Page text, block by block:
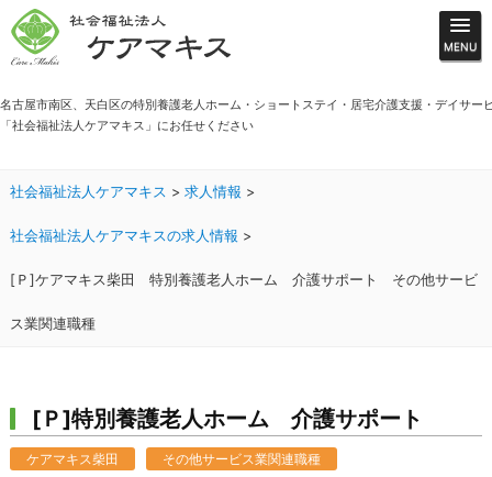
名古屋市南区、天白区の特別養護老人ホーム・ショートステイ・居宅介護支援・デイサー
「社会福祉法人ケアマキス」にお任せください
社会福祉法人ケアマキス > 求人情報 >
社会福祉法人ケアマキスの求人情報 >
[Ｐ]ケアマキス柴田 特別養護老人ホーム 介護サポート その他サービ
ス業関連職種
[Ｐ]特別養護老人ホーム 介護サポート
ケアマキス柴田 その他サービス業関連職種